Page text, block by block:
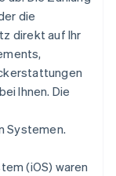
die
direkt auf Ihr
Ihnen. Die
Systemen.
(iOS) waren